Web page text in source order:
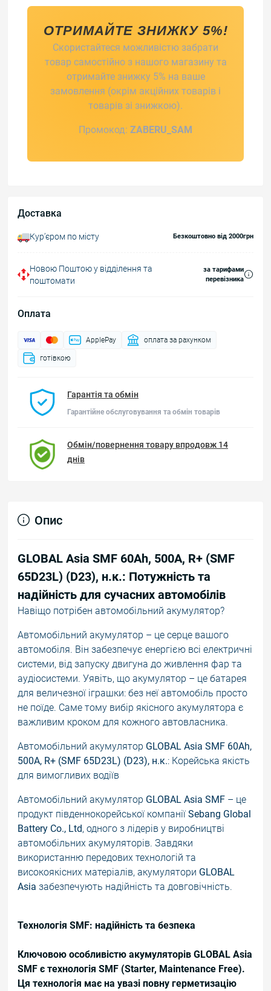
ОТРИМАЙТЕ ЗНИЖКУ 5%!
Скористайтеся можливістю забрати
товар самостійно з нашого магазину та
отримайте знижку 5% на ваше
замовлення (окрім акційних товарів і
товарів зі знижкою).
Промокод: ZABERU_SAM
Доставка
Курʼєром по місту Безкоштовно від 2000грн
Новою Поштою у відділення та
поштомати
за тарифами
перевізника
Оплата
ApplePay оплата за рахунком
готівкою
Гарантія та обмін
Гарантійне обслуговування та обмін товарів
Обмін/повернення товару впродовж 14
днів
Опис
GLOBAL Asia SMF 60Ah, 500A, R+ (SMF
65D23L) (D23), н.к.: Потужність та
надійність для сучасних автомобілів
Навіщо потрібен автомобільний акумулятор?
Автомобільний акумулятор – це серце вашого
автомобіля. Він забезпечує енергією всі електричні
системи, від запуску двигуна до живлення фар та
аудіосистеми. Уявіть, що акумулятор – це батарея
для величезної іграшки: без неї автомобіль просто
не поїде. Саме тому вибір якісного акумулятора є
важливим кроком для кожного автовласника.
Автомобільний акумулятор GLOBAL Asia SMF 60Ah,
500A, R+ (SMF 65D23L) (D23), н.к.: Корейська якість
для вимогливих водіїв
Автомобільний акумулятор GLOBAL Asia SMF – це
продукт південнокорейської компанії Sebang Global
Battery Co., Ltd, одного з лідерів у виробництві
автомобільних акумуляторів. Завдяки
використанню передових технологій та
високоякісних матеріалів, акумулятори GLOBAL
Asia забезпечують надійність та довговічність.
Технологія SMF: надійність та безпека
Ключовою особливістю акумуляторів GLOBAL Asia
SMF є технологія SMF (Starter, Maintenance Free).
Ця технологія має на увазі повну герметизацію